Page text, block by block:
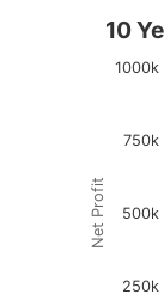
Net Profit
10
1000k
250k
500k
750k